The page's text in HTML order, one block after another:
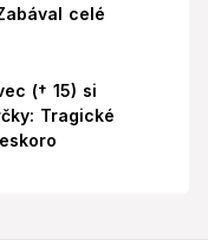
celé
(† 15) si
Tragické